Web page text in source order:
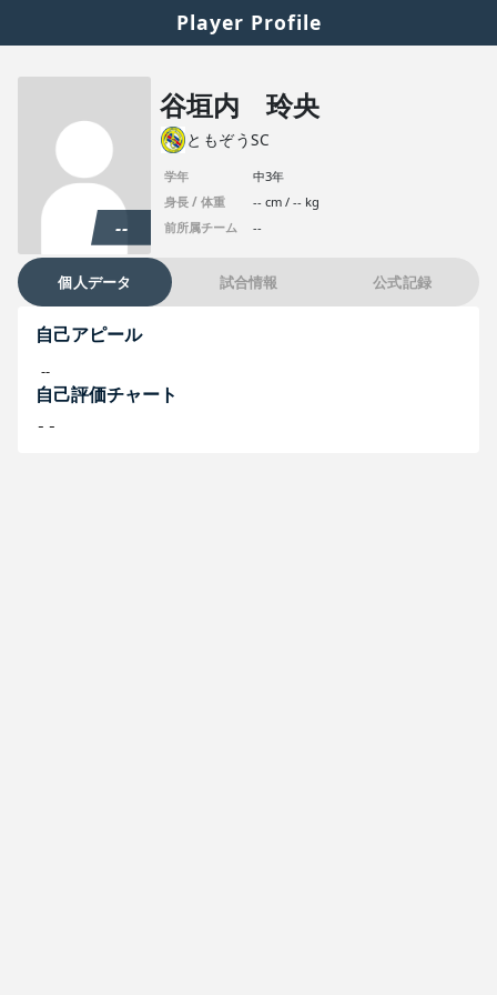
Player Profile
--
谷垣内 玲央
ともぞうSC
学年
中3年
身長 / 体重
-- cm / -- kg
前所属チーム
--
個人データ 試合情報 公式記録
自己アピール
--
自己評価チャート
--